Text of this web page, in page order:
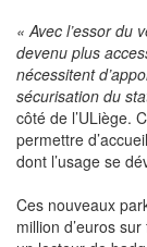
« Avec l’essor du
devenu plus
nécessitent
sécurisation du
côté de l’ULiège.
permettre
dont l’usage se
Ces nouveaux
million d’euros